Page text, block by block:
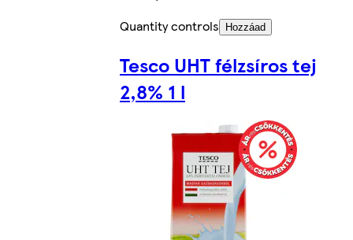
Quantity controls
Hozzáad
Tesco UHT félzsíros tej
2,8% 1 l